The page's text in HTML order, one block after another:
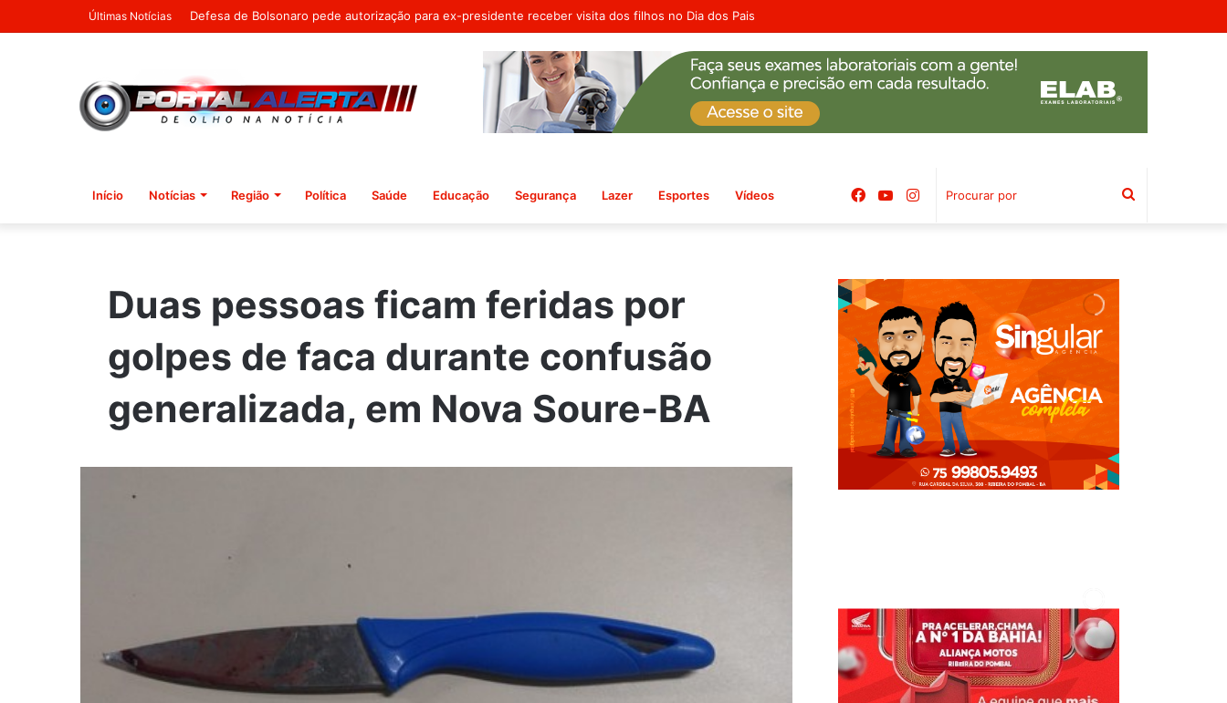
Últimas Notícias Agosto Lilás destaca a importância do Departamento de Políticas Públicas para as Mulheres em Ribeira do Pombal
Início Notícias Região Política Saúde Educação Segurança Lazer Esportes Vídeos Procurar
Instagram
YouTube
Facebook
Duas pessoas ficam feridas por
golpes de faca durante confusão
generalizada, em Nova Soure-BA